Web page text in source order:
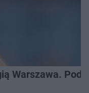
Warszawa.